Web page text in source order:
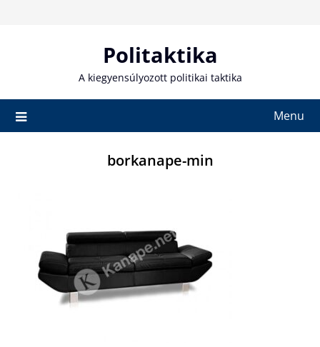
Politaktika
A kiegyensúlyozott politikai taktika
Menu
borkanape-min